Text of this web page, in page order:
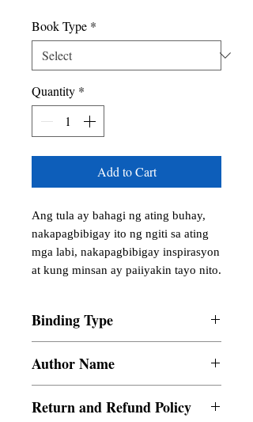
Book Type *
Quantity *
Add to Cart
Ang tula ay bahagi ng ating buhay,
nakapagbibigay ito ng ngiti sa ating
mga labi, nakapagbibigay inspirasyon
at kung minsan ay paiiyakin tayo nito.
Binding Type
Author Name
Return and Refund Policy